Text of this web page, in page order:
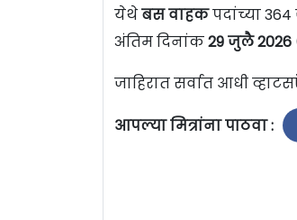
येथेबस वाहकपदांच्या
अंतिम दिनांक29 जुलै 2026
जाहिरात सर्वात आधी
आपल्या मित्रांना पाठवा :